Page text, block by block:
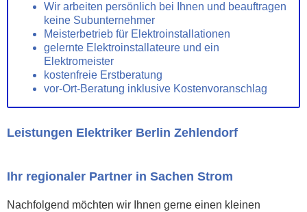
Wir arbeiten persönlich bei Ihnen und beauftragen
keine Subunternehmer
Meisterbetrieb für Elektroinstallationen
gelernte Elektroinstallateure und ein
Elektromeister
kostenfreie Erstberatung
vor-Ort-Beratung inklusive Kostenvoranschlag
Leistungen Elektriker Berlin Zehlendorf
Ihr regionaler Partner in Sachen Strom
Nachfolgend möchten wir Ihnen gerne einen kleinen